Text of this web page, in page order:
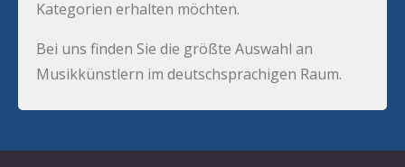
Kategorien erhalten möchten.
Bei uns finden Sie die größte Auswahl an
Musikkünstlern im deutschsprachigen Raum.